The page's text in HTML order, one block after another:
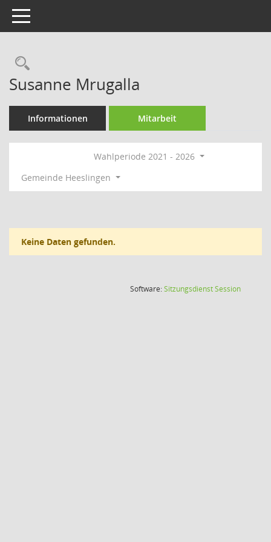
Toggle navigation
Rechercheauswahl
Susanne Mrugalla
Informationen Mitarbeit
Wahlperiode 2021 - 2026
Gemeinde Heeslingen
Keine Daten gefunden.
Software:SitzungsdienstSession(Wird in